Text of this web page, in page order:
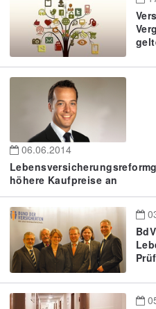
06.06.2014
höhere Kaufpreise an